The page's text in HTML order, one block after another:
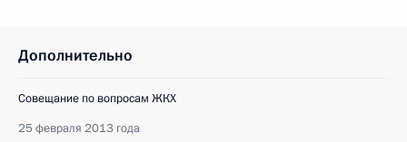
Дополнительно
Совещание по вопросам ЖКХ
25 февраля 2013 года